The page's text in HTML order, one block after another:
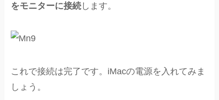
をモニターに接続 します。
これで接続は完了です。iMacの電源を入れてみま
しょう。